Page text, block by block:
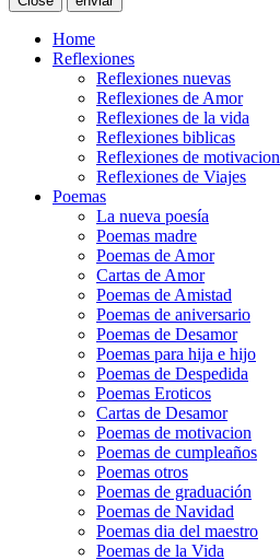
Home
Reflexiones
Reflexiones nuevas
Reflexiones de Amor
Reflexiones de la vida
Reflexiones biblicas
Reflexiones de motivacion
Reflexiones de Viajes
Poemas
La nueva poesía
Poemas madre
Poemas de Amor
Cartas de Amor
Poemas de Amistad
Poemas de aniversario
Poemas de Desamor
Poemas para hija e hijo
Poemas de Despedida
Poemas Eroticos
Cartas de Desamor
Poemas de motivacion
Poemas de cumpleaños
Poemas otros
Poemas de graduación
Poemas de Navidad
Poemas dia del maestro
Poemas de la Vida